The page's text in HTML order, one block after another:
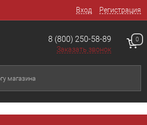
Вход Регистрация
8 (800) 250-58-89
Заказать звонок
0